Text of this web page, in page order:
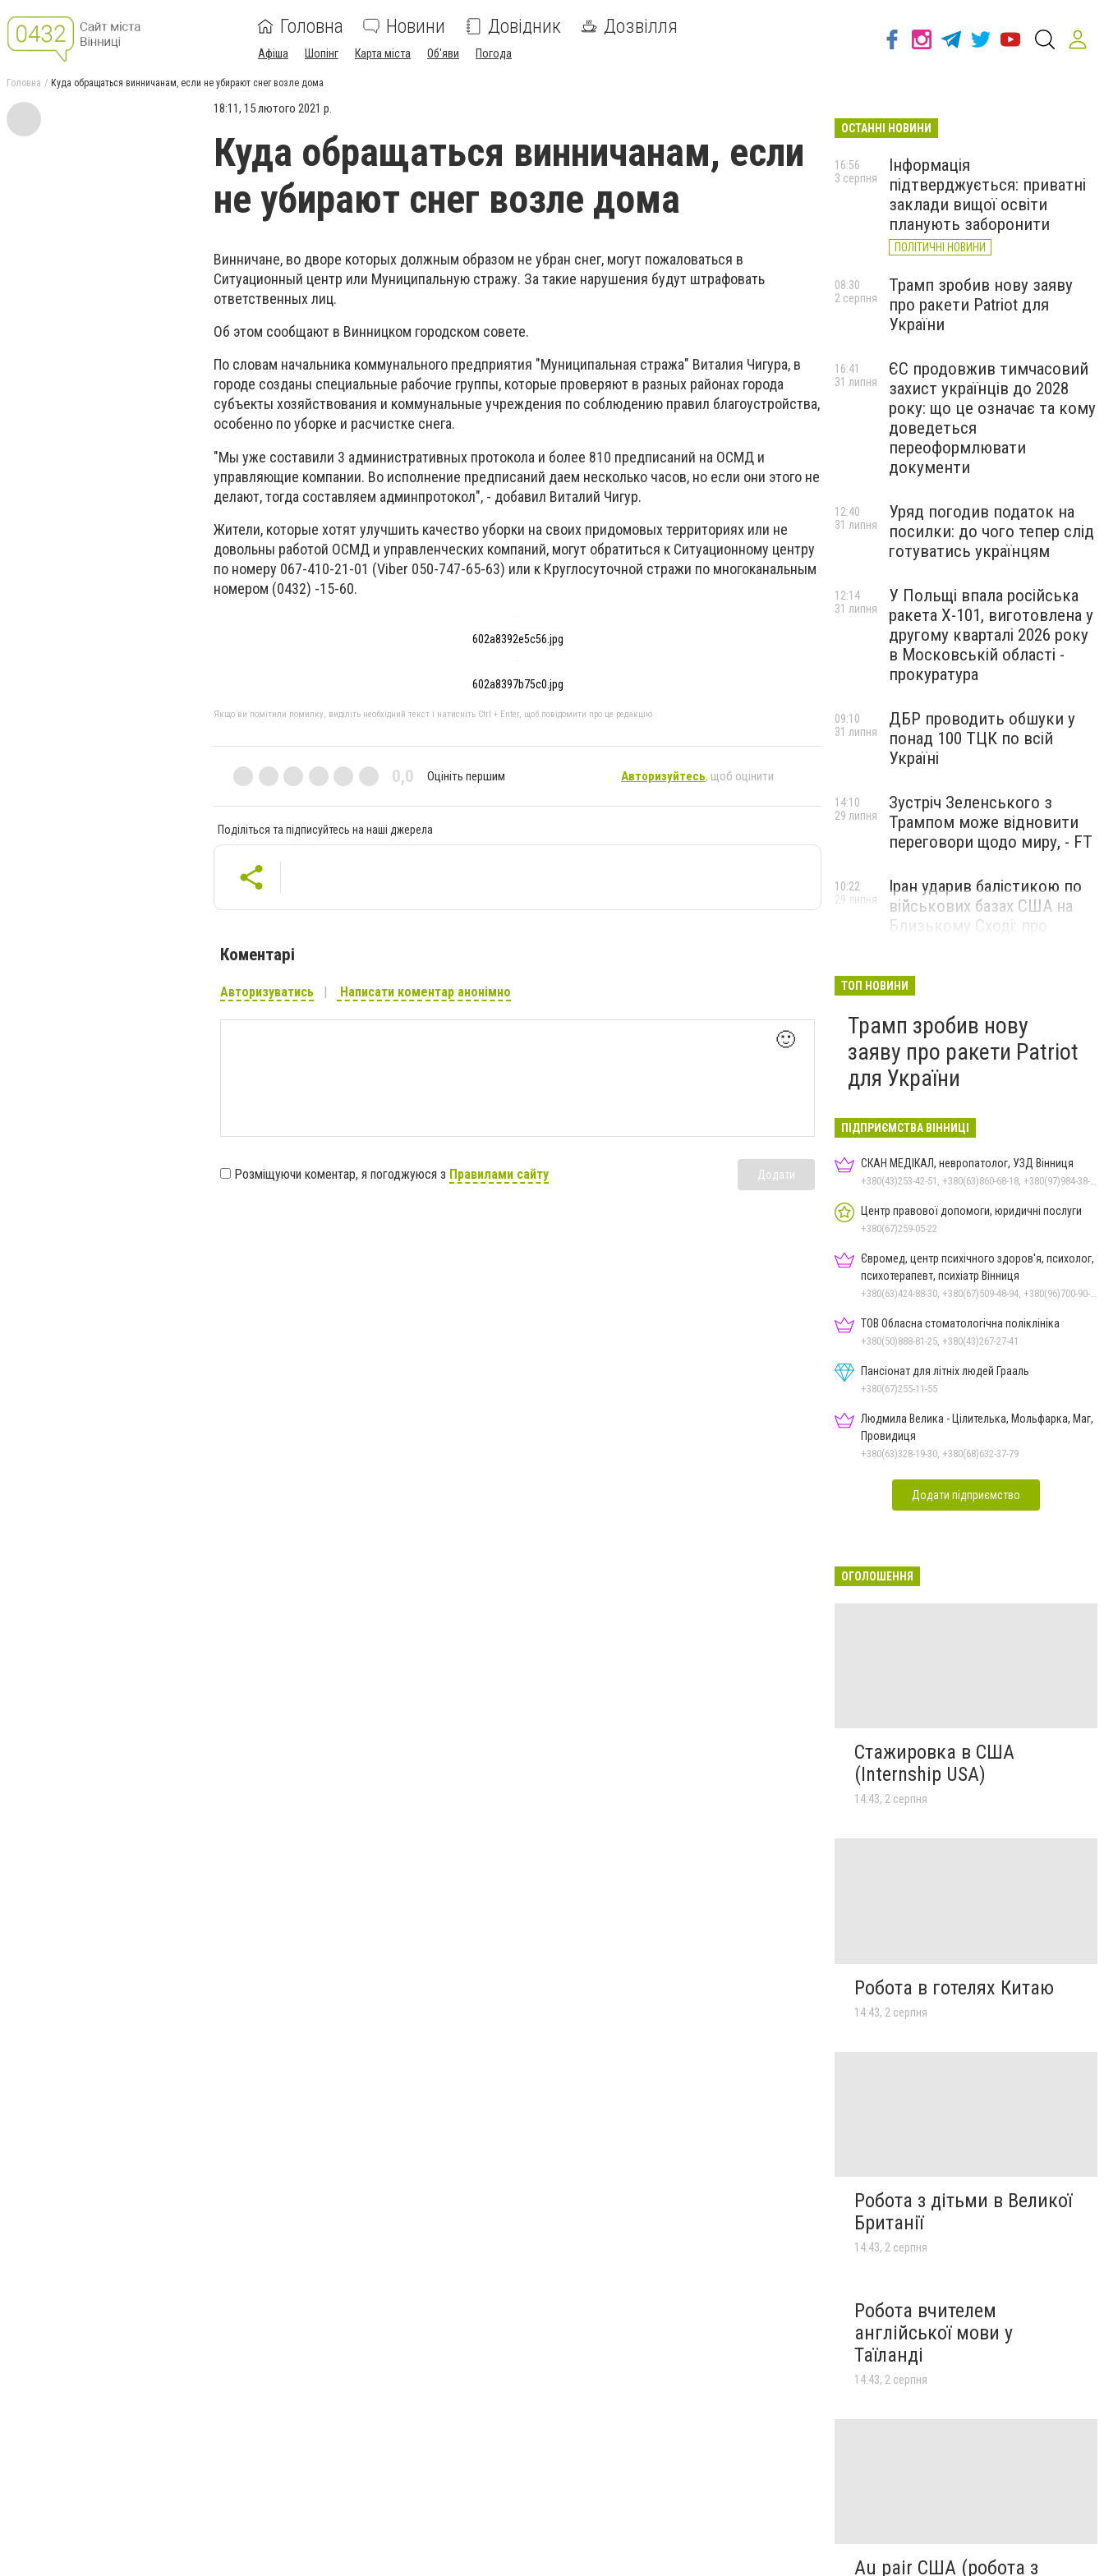
Головна Новини Довідник Дозвілля
Афіша Шопінг Карта міста Об'яви Погода
Головна Куда обращаться винничанам, если не убирают снег возле дома
18:11, 15 лютого 2021 р.
Куда обращаться винничанам, если
не убирают снег возле дома
Винничане, во дворе которых должным образом не убран снег, могут пожаловаться в
Ситуационный центр или Муниципальную стражу. За такие нарушения будут штрафовать
ответственных лиц.
Об этом сообщают в Винницком городском совете.
По словам начальника коммунального предприятия "Муниципальная стража" Виталия Чигура, в
городе созданы специальные рабочие группы, которые проверяют в разных районах города
субъекты хозяйствования и коммунальные учреждения по соблюдению правил благоустройства,
особенно по уборке и расчистке снега.
"Мы уже составили 3 административных протокола и более 810 предписаний на ОСМД и
управляющие компании. Во исполнение предписаний даем несколько часов, но если они этого не
делают, тогда составляем админпротокол", - добавил Виталий Чигур.
Жители, которые хотят улучшить качество уборки на своих придомовых территориях или не
довольны работой ОСМД и управленческих компаний, могут обратиться к Ситуационному центру
по номеру 067-410-21-01 (Viber 050-747-65-63) или к Круглосуточной стражи по многоканальным
номером (0432) -15-60.
602a8392e5c56.jpg
602a8397b75c0.jpg
Якщо ви помітили помилку, виділіть необхідний текст і натисніть Ctrl + Enter, щоб повідомити про це редакцію
0,0 Оцініть першим Авторизуйтесь, щоб оцінити
Поділіться та підписуйтесь на наші джерела
Коментарі
Авторизуватись Написати коментар анонімно
🙂
Розміщуючи коментар, я погоджуюся з Правилами сайту Додати
ОСТАННІ НОВИНИ
Інформація
підтверджується: приватні
заклади вищої освіти
планують заборонити
ПОЛІТИЧНІ НОВИНИ
16:56
3 серпня
Трамп зробив нову заяву
про ракети Patriot для
України
08:30
2 серпня
ЄС продовжив тимчасовий
захист українців до 2028
року: що це означає та кому
доведеться
переоформлювати
документи
16:41
31 липня
Уряд погодив податок на
посилки: до чого тепер слід
готуватись українцям
12:40
31 липня
У Польщі впала російська
ракета X-101, виготовлена у
другому кварталі 2026 року
в Московській області -
прокуратура
12:14
31 липня
ДБР проводить обшуки у
понад 100 ТЦК по всій
Україні
09:10
31 липня
Зустріч Зеленського з
Трампом може відновити
переговори щодо миру, - FT
14:10
29 липня
Іран ударив балістикою по
військових базах США на
Близькому Сході: про
10:22
29 липня
ТОП НОВИНИ
Трамп зробив нову
заяву про ракети Patriot
для України
ПІДПРИЄМСТВА ВІННИЦІ
СКАН МЕДІКАЛ, невропатолог, УЗД Вінниця
+380(43)253-42-51, +380(63)860-68-18, +380(97)984-38-80
Центр правової допомоги, юридичні послуги
+380(67)259-05-22
Євромед, центр психічного здоров'я, психолог,
психотерапевт, психіатр Вінниця
+380(63)424-88-30, +380(67)509-48-94, +380(96)700-90-01
ТОВ Обласна стоматологічна поліклініка
+380(50)888-81-25, +380(43)267-27-41
Пансіонат для літніх людей Грааль
+380(67)255-11-55
Людмила Велика - Цілителька, Мольфарка, Маг,
Провидиця
+380(63)328-19-30, +380(68)632-37-79
Додати підприємство
ОГОЛОШЕННЯ
Стажировка в США
(Internship USA)
14:43, 2 серпня
Робота в готелях Китаю
14:43, 2 серпня
Робота з дітьми в Великої
Британії
14:43, 2 серпня
Робота вчителем
англійської мови у
Таїланді
14:43, 2 серпня
Au pair США (робота з